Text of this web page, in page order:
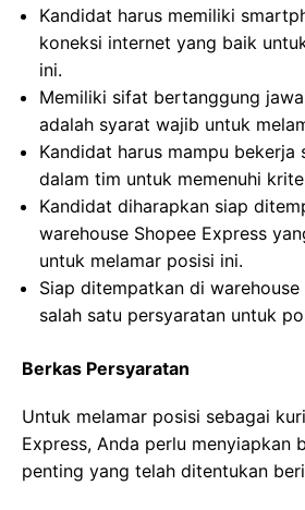
Kandidat harus memiliki
koneksi internet yang baik
ini.
Memiliki sifat bertanggung
adalah syarat wajib untuk
Kandidat harus mampu bekerja
dalam tim untuk memenuhi
Kandidat diharapkan siap
warehouse Shopee Express
untuk melamar posisi ini.
Siap ditempatkan di warehouse
salah satu persyaratan untuk
Berkas Persyaratan
Untuk melamar posisi sebagai
Express, Anda perlu menyiapkan
penting yang telah ditentukan